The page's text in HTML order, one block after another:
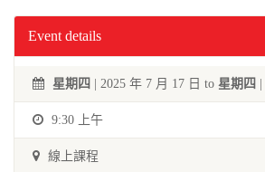
Event details
星期四 | 2025 年 7 月 17 日 to 星期四
9:30 上午
線上課程